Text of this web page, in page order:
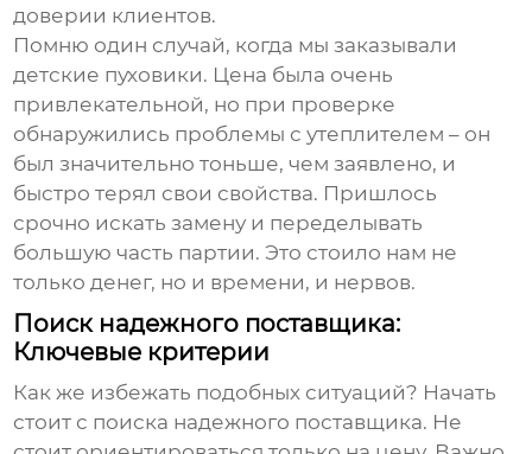
доверии клиентов.
Помню один случай, когда мы заказывали
детские пуховики. Цена была очень
привлекательной, но при проверке
обнаружились проблемы с утеплителем – он
был значительно тоньше, чем заявлено, и
быстро терял свои свойства. Пришлось
срочно искать замену и переделывать
большую часть партии. Это стоило нам не
только денег, но и времени, и нервов.
Поиск надежного поставщика:
Ключевые критерии
Как же избежать подобных ситуаций? Начать
стоит с поиска надежного поставщика. Не